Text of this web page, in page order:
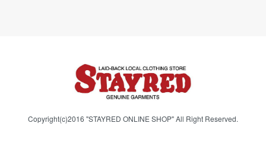
Copyright(c)2016 "STAYRED ONLINE SHOP" All Right Reserved.